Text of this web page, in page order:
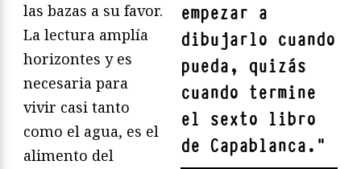
empezar a
dibujarlo cuando
pueda, quizás
cuando termine
el sexto libro
de Capablanca. "
las bazas a su favor.
La lectura amplía
horizontes y es
necesaria para
vivir casi tanto
como el agua, es el
alimento del